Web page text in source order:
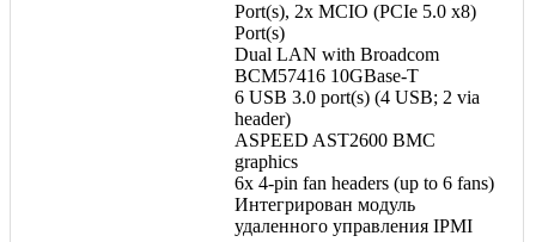
Port(s), 2х MCIO (PCIe 5.0 x8)
Port(s)
Dual LAN with Broadcom
BCM57416 10GBase-T
6 USB 3.0 port(s) (4 USB; 2 via
header)
ASPEED AST2600 BMC
graphics
6x 4-pin fan headers (up to 6 fans)
Интегрирован модуль
удаленного управления IPMI